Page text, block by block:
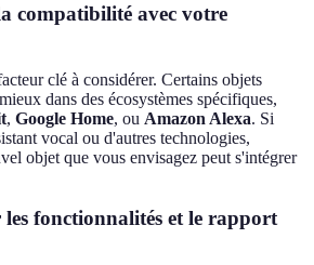
compatibilité avec votre
clé à considérer. Certains objets
dans des écosystèmes spécifiques,
, Google Home, ou Amazon Alexa. Si
vocal ou d'autres technologies,
objet que vous envisagez peut s'intégrer
fonctionnalités et le rapport